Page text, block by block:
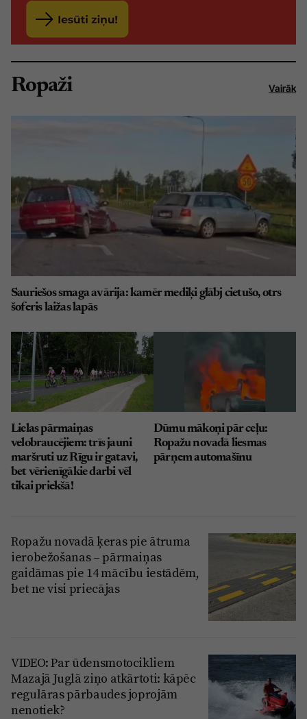
Ropaži Vairāk
Sauriešos smaga avārija: kamēr mediķi glābj cietušo, otrs
šoferis laižas lapās
Lielas pārmaiņas
velobraucējiem: trīs jauni
maršruti uz Rīgu ir gatavi,
bet vērienīgākie darbi vēl
tikai priekšā!
Dūmu mākoņi pār ceļu:
Ropažu novadā liesmas
pārņem automašīnu
Ropažu novadā ķeras pie ātruma
ierobežošanas – pārmaiņas
gaidāmas pie 14 mācību iestādēm,
bet ne visi priecājas
VIDEO: Par ūdensmotocikliem
Mazajā Juglā ziņo atkārtoti: kāpēc
regulāras pārbaudes joprojām
nenotiek?